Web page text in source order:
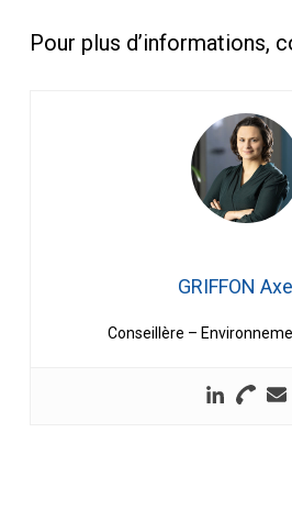
Pour plus d’informations,
GRIFFON
Conseillère –